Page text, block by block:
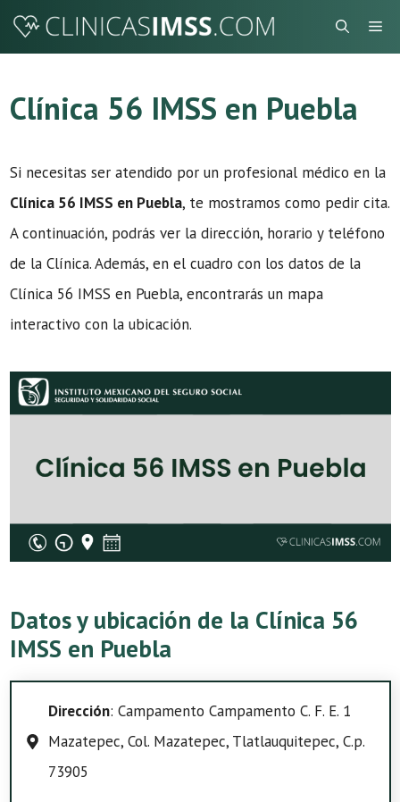
Saltar
Clínica 56 IMSS en Puebla
Si necesitas ser atendido por un profesional médico en la
Clínica 56 IMSS en Puebla, te mostramos como pedir cita.
A continuación, podrás ver la dirección, horario y teléfono
de la Clínica. Además, en el cuadro con los datos de la
Clínica 56 IMSS en Puebla, encontrarás un mapa
interactivo con la ubicación.
Datos y ubicación de la Clínica 56
IMSS en Puebla
Dirección: Campamento Campamento C. F. E. 1
Mazatepec, Col. Mazatepec, Tlatlauquitepec, C.p.
73905